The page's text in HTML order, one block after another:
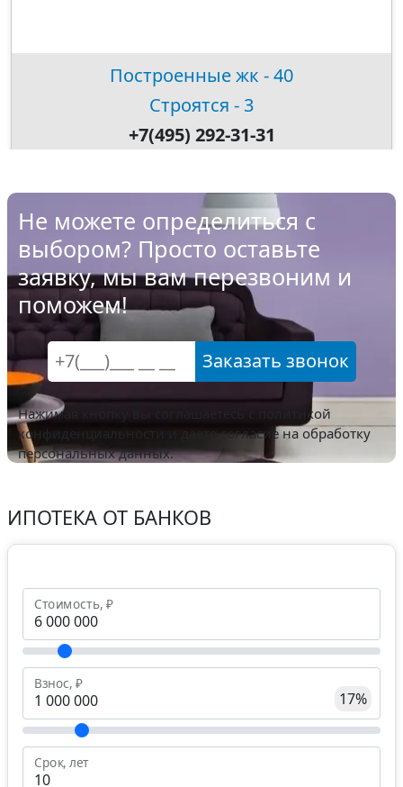
Построенные жк - 40
Строятся - 3
+7(495) 292-31-31
Не можете определиться с
выбором? Просто оставьте
заявку, мы вам перезвоним и
поможем!
Заказать звонок
Нажимая кнопку вы соглашаетесь с
политикой
конфиденциальности и даете согласие на обработку
персональных данных.
ИПОТЕКА ОТ БАНКОВ
Стоимость, ₽
Взнос, ₽
17%
Срок, лет